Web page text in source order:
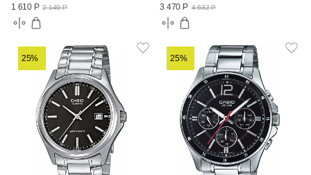
1 610 Р 2 140 Р 3 470 Р 4 632 Р
25% 25%